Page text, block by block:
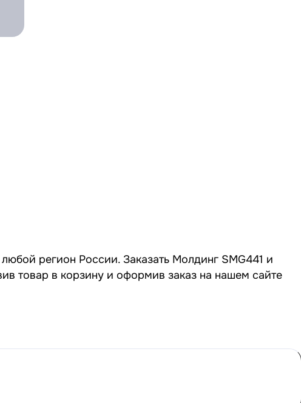
регион России. Заказать Молдинг SMG441 и
товар в корзину и оформив заказ на нашем сайте